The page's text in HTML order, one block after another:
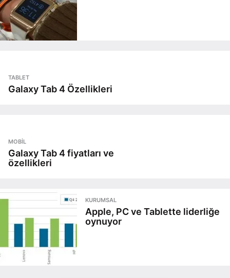
TABLET
Galaxy Tab 4 Özellikleri
MOBIL
Galaxy Tab 4 fiyatları ve
özellikleri
KURUMSAL
Apple, PC ve Tablette liderliğe
oynuyor